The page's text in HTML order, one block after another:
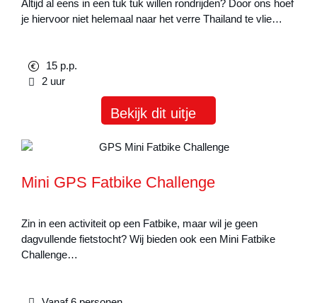
Altijd al eens in een tuk tuk willen rondrijden? Door ons hoef
je hiervoor niet helemaal naar het verre Thailand te vlie…
15 p.p.
2 uur
Bekijk dit uitje
Mini GPS Fatbike Challenge
Zin in een activiteit op een Fatbike, maar wil je geen
dagvullende fietstocht? Wij bieden ook een Mini Fatbike
Challenge…